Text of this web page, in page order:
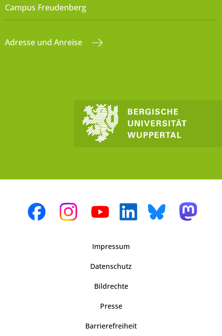
Campus Freudenberg
Adresse und Anreise
Impressum
Datenschutz
Bildrechte
Presse
Barrierefreiheit